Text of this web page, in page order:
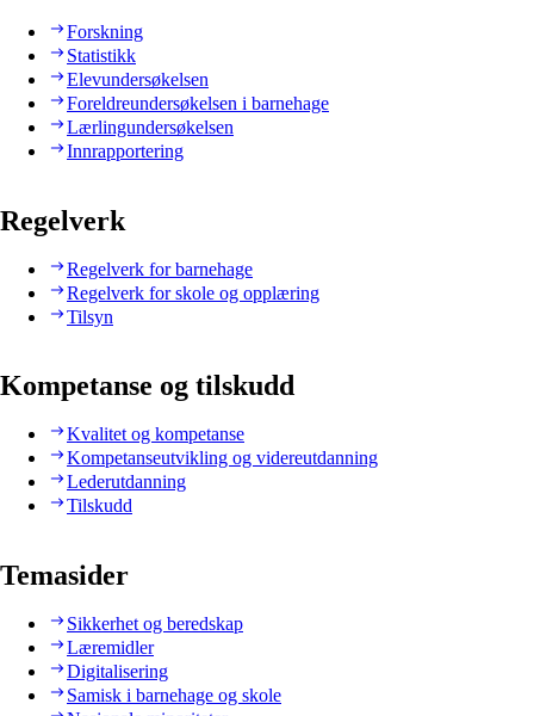
Forskning
Statistikk
Elevundersøkelsen
Foreldreundersøkelsen i barnehage
Lærlingundersøkelsen
Innrapportering
Regelverk
Regelverk for barnehage
Regelverk for skole og opplæring
Tilsyn
Kompetanse og tilskudd
Kvalitet og kompetanse
Kompetanseutvikling og videreutdanning
Lederutdanning
Tilskudd
Temasider
Sikkerhet og beredskap
Læremidler
Digitalisering
Samisk i barnehage og skole